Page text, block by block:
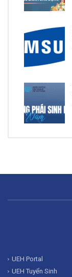
UEH Portal
UEH Tuyển Sinh